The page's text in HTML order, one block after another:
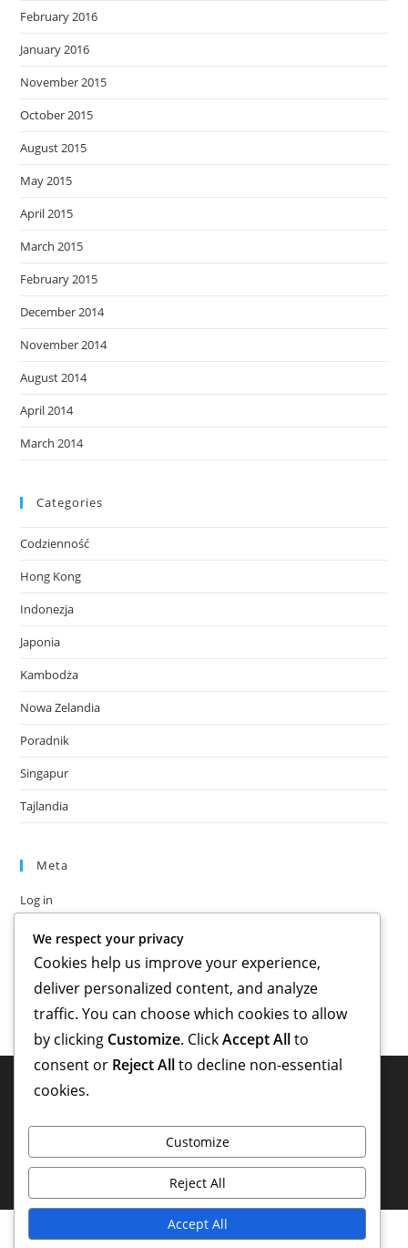
February 2016
January 2016
November 2015
October 2015
August 2015
May 2015
April 2015
March 2015
February 2015
December 2014
November 2014
August 2014
April 2014
March 2014
Categories
Codzienność
Hong Kong
Indonezja
Japonia
Kambodża
Nowa Zelandia
Poradnik
Singapur
Tajlandia
Meta
Log in
Comments feed
WordPress.org
We respect your privacy
Cookies help us improve your experience,
deliver personalized content, and analyze
traffic. You can choose which cookies to allow
by clicking Customize. ClickAccept Allto
consent or Reject Allto decline non-essential
cookies.
Customize
Reject All
Accept All